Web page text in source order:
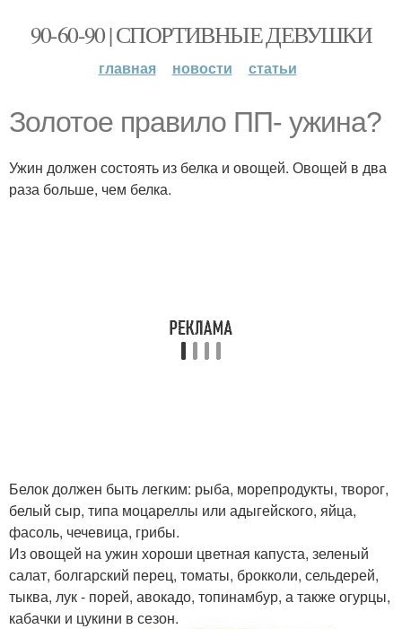
90-60-90 | СПОРТИВНЫЕ ДЕВУШКИ
главная новости статьи
Золотое правило ПП- ужина?
Ужин должен состоять из белка и овощей. Овощей в два
раза больше, чем белка.
Белок должен быть легким: рыба, морепродукты, творог,
белый сыр, типа моцареллы или адыгейского, яйца,
фасоль, чечевица, грибы.
Из овощей на ужин хороши цветная капуста, зеленый
салат, болгарский перец, томаты, брокколи, сельдерей,
тыква, лук - порей, авокадо, топинамбур, а также огурцы,
кабачки и цукини в сезон.